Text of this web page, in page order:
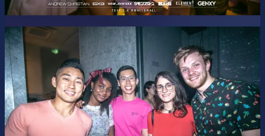
---
協賛： Nothosaur
This party is the Opening Beat ofTokyo Pride Beats
2026.
Produced and Presented byRainbowEvents.